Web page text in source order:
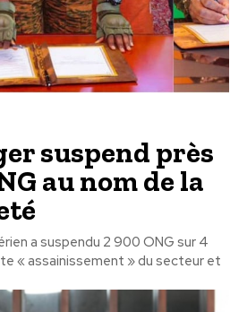
suspend près
au nom de la
a suspendu 2 900 ONG sur 4
« assainissement » du secteur et